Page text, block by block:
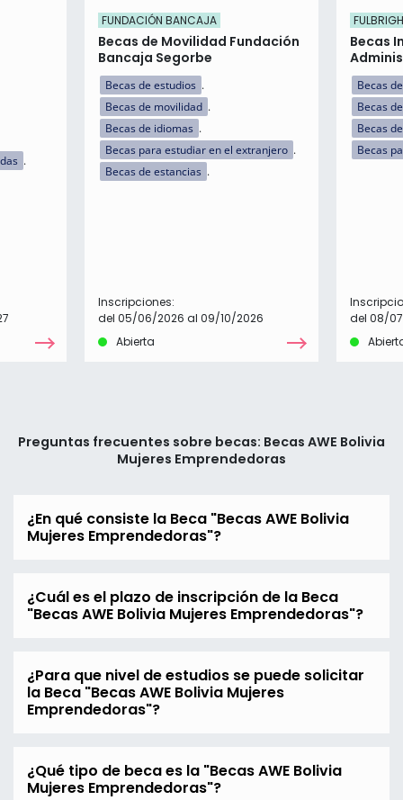
FUNDACIÓN BANCAJA
Becas de Movilidad Fundación
Bancaja Segorbe
Becas de estudios
Becas de movilidad
Becas de idiomas
Becas para estudiar en el extranjero
Becas de estancias
Inscripciones:
del 05/06/2026 al 09/10/2026
Abierta
Becas
Becas
Becas
Becas
Becas
del 08/
Preguntas frecuentes sobre becas: Becas AWE Bolivia
Mujeres Emprendedoras
¿En qué consiste la Beca "Becas AWE Bolivia
Mujeres Emprendedoras"?
¿Cuál es el plazo de inscripción de la Beca
"Becas AWE Bolivia Mujeres Emprendedoras"?
¿Para que nivel de estudios se puede solicitar
la Beca "Becas AWE Bolivia Mujeres
Emprendedoras"?
¿Qué tipo de beca es la "Becas AWE Bolivia
Mujeres Emprendedoras"?